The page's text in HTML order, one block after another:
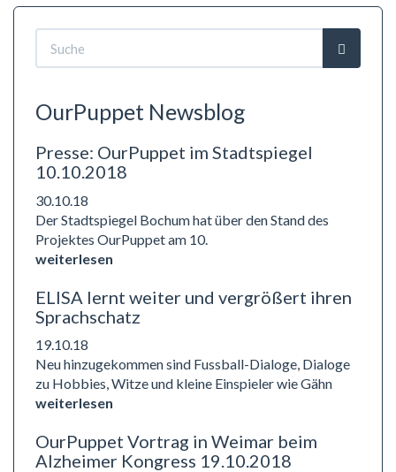
Suchformular
OurPuppet Newsblog
Presse: OurPuppet im Stadtspiegel
10.10.2018
30.10.18
Der Stadtspiegel Bochum hat über den Stand des
Projektes OurPuppet am 10.
weiterlesen
ELISA lernt weiter und vergrößert ihren
Sprachschatz
19.10.18
Neu hinzugekommen sind Fussball-Dialoge, Dialoge
zu Hobbies, Witze und kleine Einspieler wie Gähn
weiterlesen
OurPuppet Vortrag in Weimar beim
Alzheimer Kongress 19.10.2018